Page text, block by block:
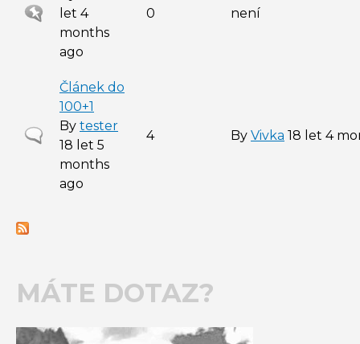
Sticky let 4
months
ago
0 není
Normal
Článek do
100+1
By tester
18 let 5
months
ago
4 By Vivka 18 let 4
MÁTE DOTAZ?